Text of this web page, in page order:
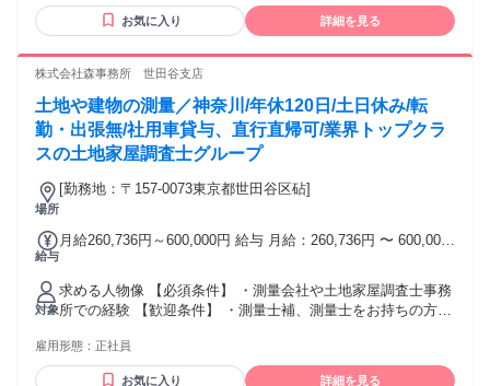
に抵抗がない方 【こんな方を歓迎します*】 - 社会保険労務士
の資格をお持ちの方（または取得を目指している方） - 社労
Code を日常的に使っている方は大歓迎！ - 「AIに仕事を奪わ
小企業の経営者に寄り添った提案ができる方 性別の条件と理
由：女性歓迎（ポジティブアクション）
お気に入り 詳細を見る
株式会社森事務所 世田谷支店
土地や建物の測量／神奈川/年休120日/土日休み/転
勤・出張無/社用車貸与、直行直帰可/業界トップクラ
スの土地家屋調査士グループ
場所
[勤務地：〒157-0073東京都世田谷区砧]
給与
月給260,736円～600,000円 給与 月給：260,736円 〜 600,000
ち法定内：0.0時間） 固定残業代：1ヶ月あたり 38,637円 賞
与：年2回支給 年収400万円～800万円 基本給：197,800円～
479,000円 その他固定手当/月：587円～23,529円 固定残業手
当/月：38,637円～（固定残業時間25時間0分/月） ※超過した
■賞与年2回 ■インセンティブ年4回 ■各種資格手当 試用期間
対象
求める人物像 【必須条件】 ・測量会社や土地家屋調査士事務
所での経験 【歓迎条件】 ・測量士補、測量士をお持ちの方
雇用形態： 正社員
お気に入り 詳細を見る